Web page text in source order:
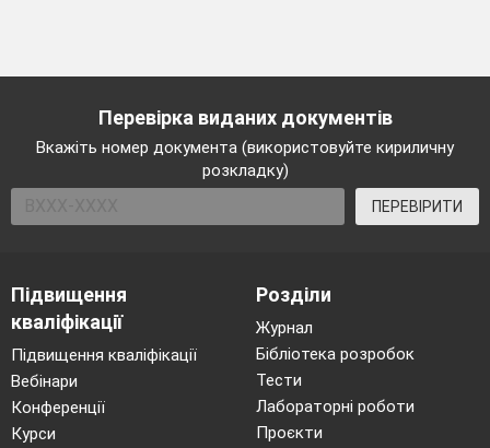
Перевірка виданих документів
Вкажіть номер документа (використовуйте кириличну
розкладку)
ПЕРЕВІРИТИ
Підвищення
кваліфікації
Підвищення кваліфікації
Вебінари
Конференції
Курси
Розділи
Журнал
Бібліотека розробок
Тести
Лабораторні роботи
Проєкти